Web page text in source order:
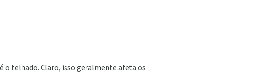
o telhado. Claro, isso geralmente afeta os